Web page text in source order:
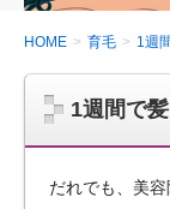
HOME 育毛 1週
1週間で
だれでも、美